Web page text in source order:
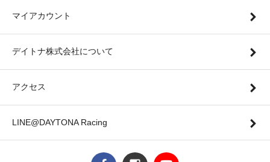
マイアカウント
デイトナ株式会社について
アクセス
LINE@DAYTONA Racing